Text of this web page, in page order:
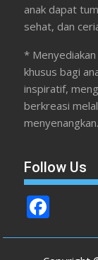
anak dapat
sehat, dan
* Menyediakan
khusus bagi
inspiratif,
berkreasi
menyenangkan.
Follow Us
ac
e